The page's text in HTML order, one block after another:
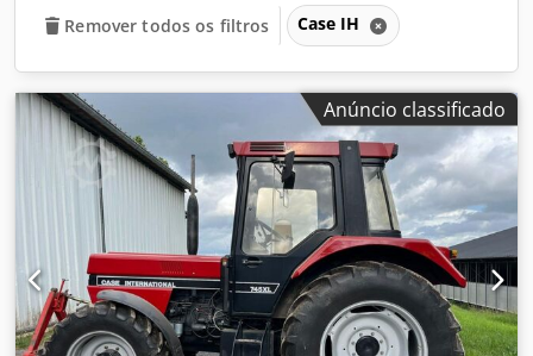
Remover todos os filtros Case IH
Anúncio classificado